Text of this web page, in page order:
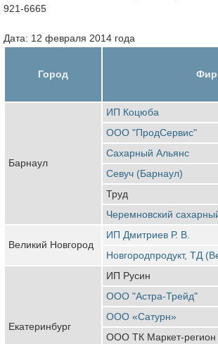
921-6665
Дата: 12 февраля 2014 года
Город
Барнаул
ИП Коцюба
ООО "ПродСервис"
Сахарный Альянс
Севуч (Барнаул)
Труд
Черемновский
Великий Новгород
ИП Дмитриев Р. В.
Новгородпродукт, ТД
Екатеринбург
ИП Русин
ООО "Астра-Трейд"
ООО «Сатурн»
ООО ТК Маркет-регион